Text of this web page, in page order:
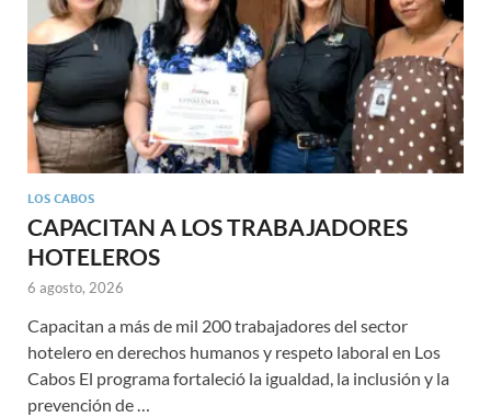
LOS CABOS
CAPACITAN A LOS TRABAJADORES
HOTELEROS
6 agosto, 2026
Capacitan a más de mil 200 trabajadores del sector
hotelero en derechos humanos y respeto laboral en Los
Cabos El programa fortaleció la igualdad, la inclusión y la
prevención de …